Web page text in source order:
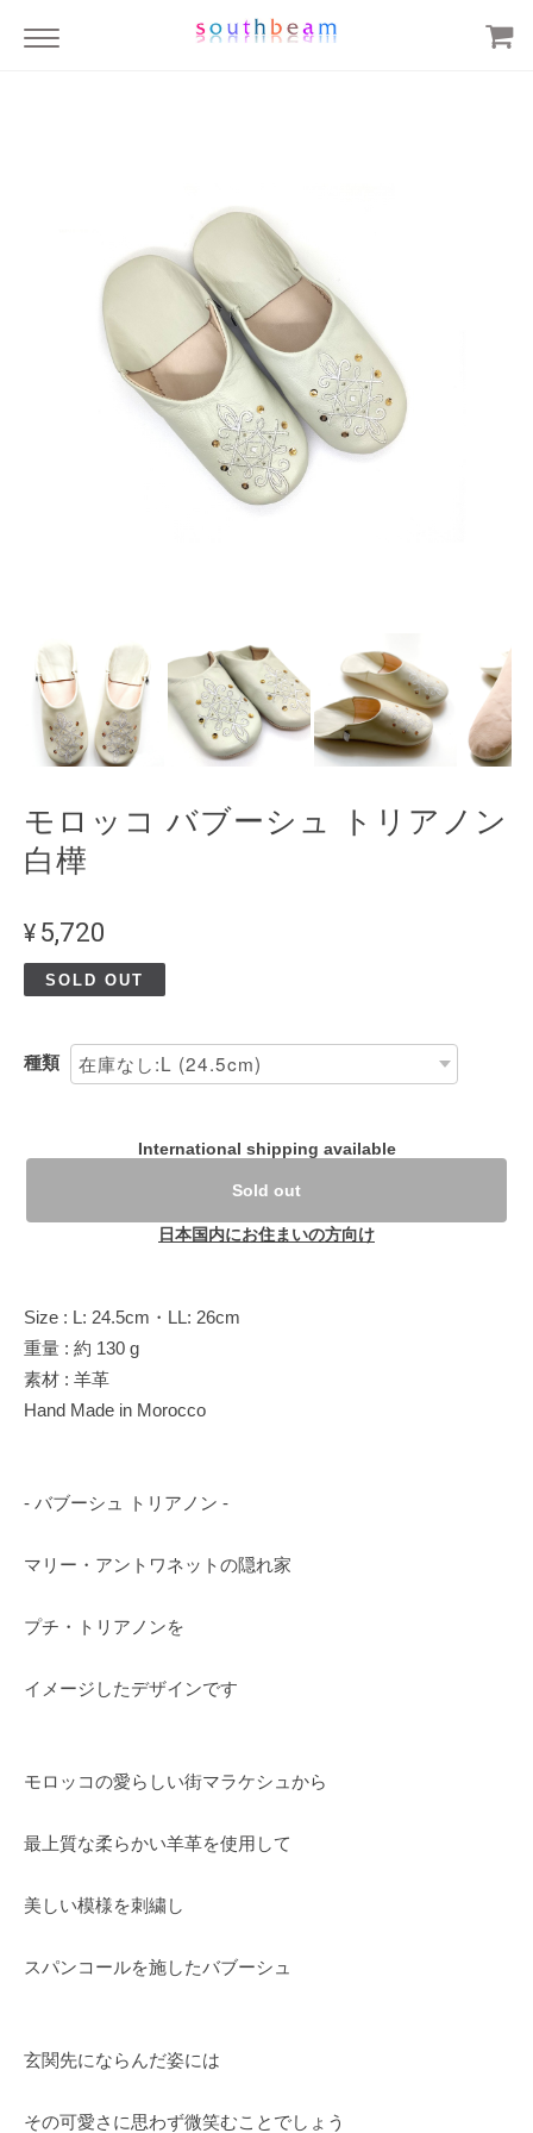
モロッコ バブーシュ トリアノン
白樺
¥5,720
SOLD OUT
種類
International shipping available
Sold out
日本国内にお住まいの方向け
Size : L: 24.5cm・LL: 26cm
重量 : 約 130 g
素材 : 羊革
Hand Made in Morocco
- バブーシュ トリアノン -
マリー・アントワネットの隠れ家
プチ・トリアノンを
イメージしたデザインです
モロッコの愛らしい街マラケシュから
最上質な柔らかい羊革を使用して
美しい模様を刺繍し
スパンコールを施したバブーシュ
玄関先にならんだ姿には
その可愛さに思わず微笑むことでしょう